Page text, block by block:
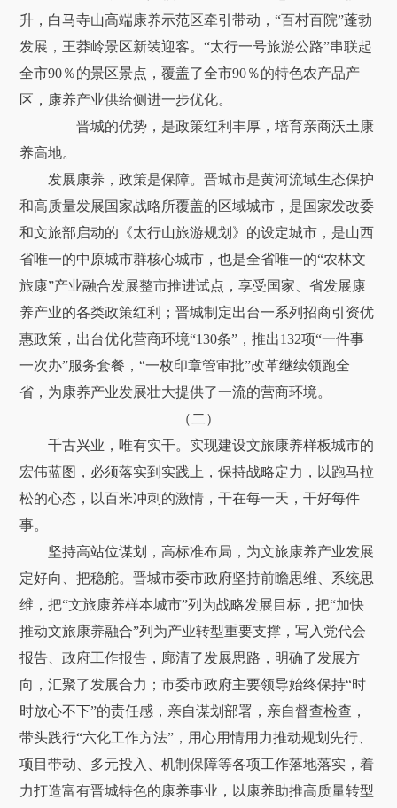
升，白马寺山高端康养示范区牵引带动，“百村百院”蓬勃
发展，王莽岭景区新装迎客。“太行一号旅游公路”串联起
全市90％的景区景点，覆盖了全市90％的特色农产品产
区，康养产业供给侧进一步优化。
——晋城的优势，是政策红利丰厚，培育亲商沃土康
养高地。
发展康养，政策是保障。晋城市是黄河流域生态保护
和高质量发展国家战略所覆盖的区域城市，是国家发改委
和文旅部启动的《太行山旅游规划》的设定城市，是山西
省唯一的中原城市群核心城市，也是全省唯一的“农林文
旅康”产业融合发展整市推进试点，享受国家、省发展康
养产业的各类政策红利；晋城制定出台一系列招商引资优
惠政策，出台优化营商环境“130条”，推出132项“一件事
一次办”服务套餐，“一枚印章管审批”改革继续领跑全
省，为康养产业发展壮大提供了一流的营商环境。
（二）
千古兴业，唯有实干。实现建设文旅康养样板城市的
宏伟蓝图，必须落实到实践上，保持战略定力，以跑马拉
松的心态，以百米冲刺的激情，干在每一天，干好每件
事。
坚持高站位谋划，高标准布局，为文旅康养产业发展
定好向、把稳舵。晋城市委市政府坚持前瞻思维、系统思
维，把“文旅康养样本城市”列为战略发展目标，把“加快
推动文旅康养融合”列为产业转型重要支撑，写入党代会
报告、政府工作报告，廓清了发展思路，明确了发展方
向，汇聚了发展合力；市委市政府主要领导始终保持“时
时放心不下”的责任感，亲自谋划部署，亲自督查检查，
带头践行“六化工作方法”，用心用情用力推动规划先行、
项目带动、多元投入、机制保障等各项工作落地落实，着
力打造富有晋城特色的康养事业，以康养助推高质量转型